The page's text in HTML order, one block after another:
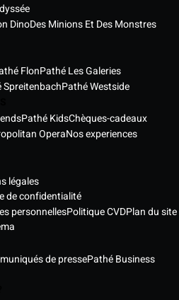
DinoDes Minions Et Des Monstres
FlonPathé Les Galeries
SpreitenbachPathé Westside
Pathé KidsChèques-cadeaux
OperaNos experiences
légales
de confidentialité
personnellesPolitique CVDPlan du site
de pressePathé Business